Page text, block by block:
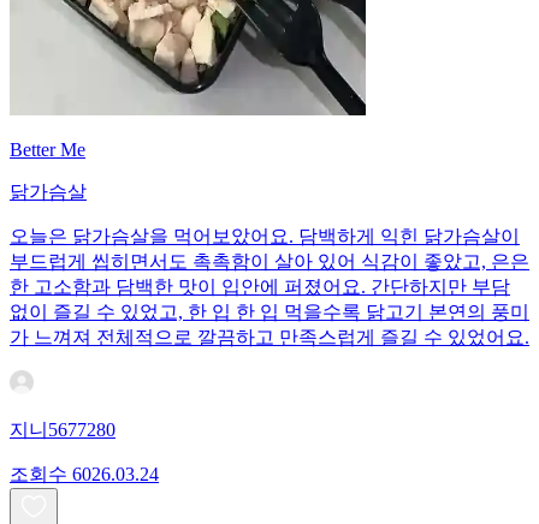
Better Me
닭가슴살
오늘은 닭가슴살을 먹어보았어요. 담백하게 익힌 닭가슴살이
부드럽게 씹히면서도 촉촉함이 살아 있어 식감이 좋았고, 은은
한 고소함과 담백한 맛이 입안에 퍼졌어요. 간단하지만 부담
없이 즐길 수 있었고, 한 입 한 입 먹을수록 닭고기 본연의 풍미
가 느껴져 전체적으로 깔끔하고 만족스럽게 즐길 수 있었어요.
지니5677280
조회수 6026.03.24